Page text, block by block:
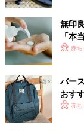
きました。ですの
だくとボーダーの
べて一緒であるこ
裁断方法を変え
無印
「本
赤
バー
おす
赤